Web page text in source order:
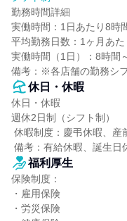
勤務時間詳細
実働時間：1日あたり8時
平均勤務日数：1ヶ月あ
実働時間（1日）：8時間
備考：※各店舗の勤務シ
休日・休暇
休日・休暇
週休2日制（シフト制）
備考：有給休暇、誕生日
福利厚生
保険制度：
・雇用保険
・労災保険